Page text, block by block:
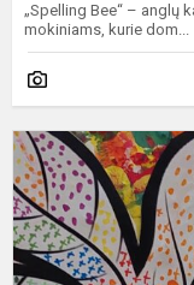
„Spelling Bee“ – anglų
mokiniams, kurie dom...